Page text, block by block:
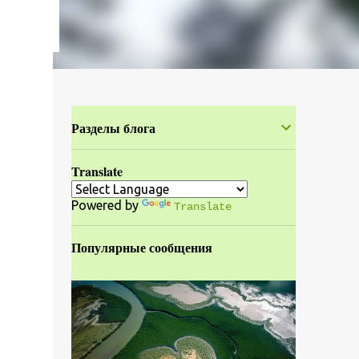
Разделы блога
Translate
Powered by Translate
Популярные сообщения